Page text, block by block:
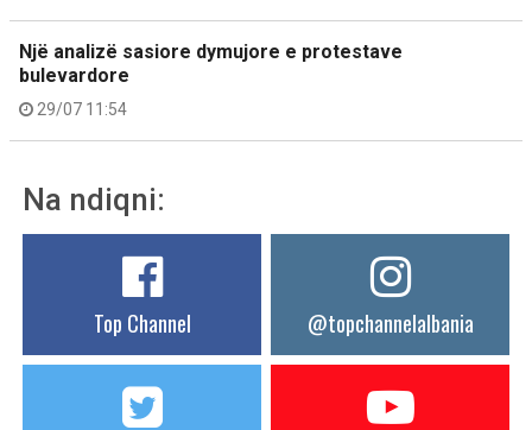
Një analizë sasiore dymujore e protestave
bulevardore
29/07 11:54
Na ndiqni:
Top Channel @topchannelalbania